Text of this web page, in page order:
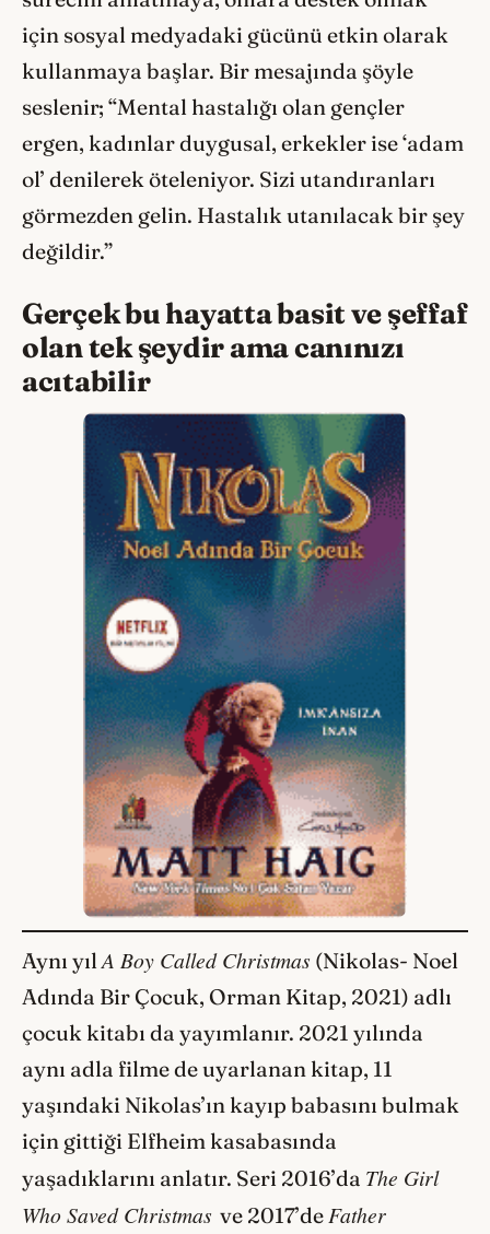
için sosyal medyadaki gücünü etkin olarak
kullanmaya başlar. Bir mesajında şöyle
seslenir; “Mental hastalığı olan gençler
ergen, kadınlar duygusal, erkekler ise ‘adam
ol’ denilerek öteleniyor. Sizi utandıranları
görmezden gelin. Hastalık utanılacak bir şey
değildir.”
Gerçek bu hayatta basit ve şeffaf
olan tek şeydir ama canınızı
acıtabilir
Aynı yılA Boy Called Christmas (Nikolas- Noel
Adında Bir Çocuk, Orman Kitap, 2021) adlı
çocuk kitabı da yayımlanır. 2021 yılında
aynı adla filme de uyarlanan kitap, 11
yaşındaki Nikolas’ın kayıp babasını bulmak
için gittiği Elfheim kasabasında
yaşadıklarını anlatır. Seri 2016’da The Girl
Who Saved Christmas ve 2017’deFather